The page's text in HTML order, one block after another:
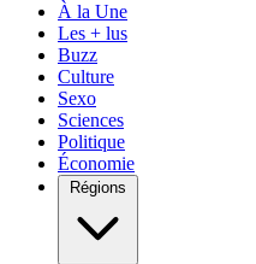
À la Une
Les + lus
Buzz
Culture
Sexo
Sciences
Politique
Économie
Régions